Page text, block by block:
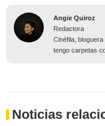
Angie Quiroz
Redactora
Cinéfila,
tengo carpetas
Noticias